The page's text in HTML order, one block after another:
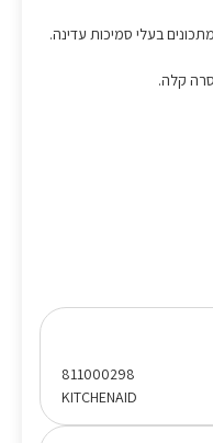
בעלי סמיכות עדינה.
קלה.
811000298
KITCHENAID